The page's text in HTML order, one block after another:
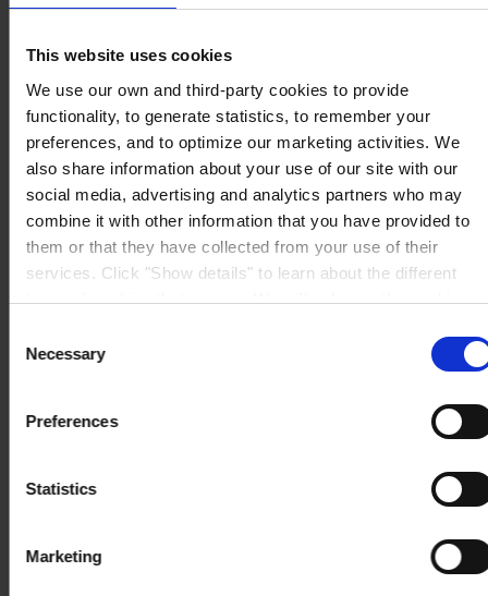
This website uses cookies
We use our own and third-party cookies to provide
functionality, to generate statistics, to remember your
preferences, and to optimize our marketing activities. We
also share information about your use of our site with our
social media, advertising and analytics partners who may
combine it with other information that you have provided to
them or that they have collected from your use of their
services. Click "Show details" to learn about the different
types of cookies that we use. We will only use the cookies
cookies after having received your consent. You may
withdraw your consent at any time by using the link in our
. If you would like to know more how we
process your personal data, please visit our
Selection
Necessary
Preferences
Statistics
Marketing
Polska
Fax:+48 (58) 5218902